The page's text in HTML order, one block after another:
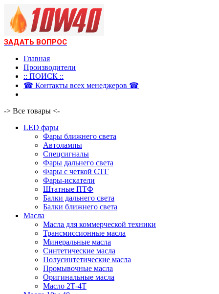
ЗАДАТЬ ВОПРОС
Главная
Производители
:: ПОИСК ::
☎ Контакты всех менеджеров ☎
-> Все товары <-
LED фары
Фары ближнего света
Автолампы
Спецсигналы
Фары дальнего света
Фары с четкой СТГ
Фары-искатели
Штатные ПТФ
Балки дальнего света
Балки ближнего света
Масла
Масла для коммерческой техники
Трансмиссионные масла
Минеральные масла
Синтетические масла
Полусинтетические масла
Промывочные масла
Оригинальные масла
Масло 2Т-4Т